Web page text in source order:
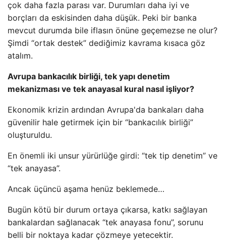
çok daha fazla parası var. Durumları daha iyi ve
borçları da eskisinden daha düşük. Peki bir banka
mevcut durumda bile iflasın önüne geçemezse ne olur?
Şimdi “ortak destek” dediğimiz kavrama kısaca göz
atalım.
Avrupa bankacılık birliği, tek yapı denetim
mekanizması ve tek anayasal kural nasıl işliyor?
Ekonomik krizin ardından Avrupa'da bankaları daha
güvenilir hale getirmek için bir “bankacılık birliği”
oluşturuldu.
En önemli iki unsur yürürlüğe girdi: “tek tip denetim” ve
“tek anayasa”.
Ancak üçüncü aşama henüz beklemede…
Bugün kötü bir durum ortaya çıkarsa, katkı sağlayan
bankalardan sağlanacak “tek anayasa fonu”, sorunu
belli bir noktaya kadar çözmeye yetecektir.